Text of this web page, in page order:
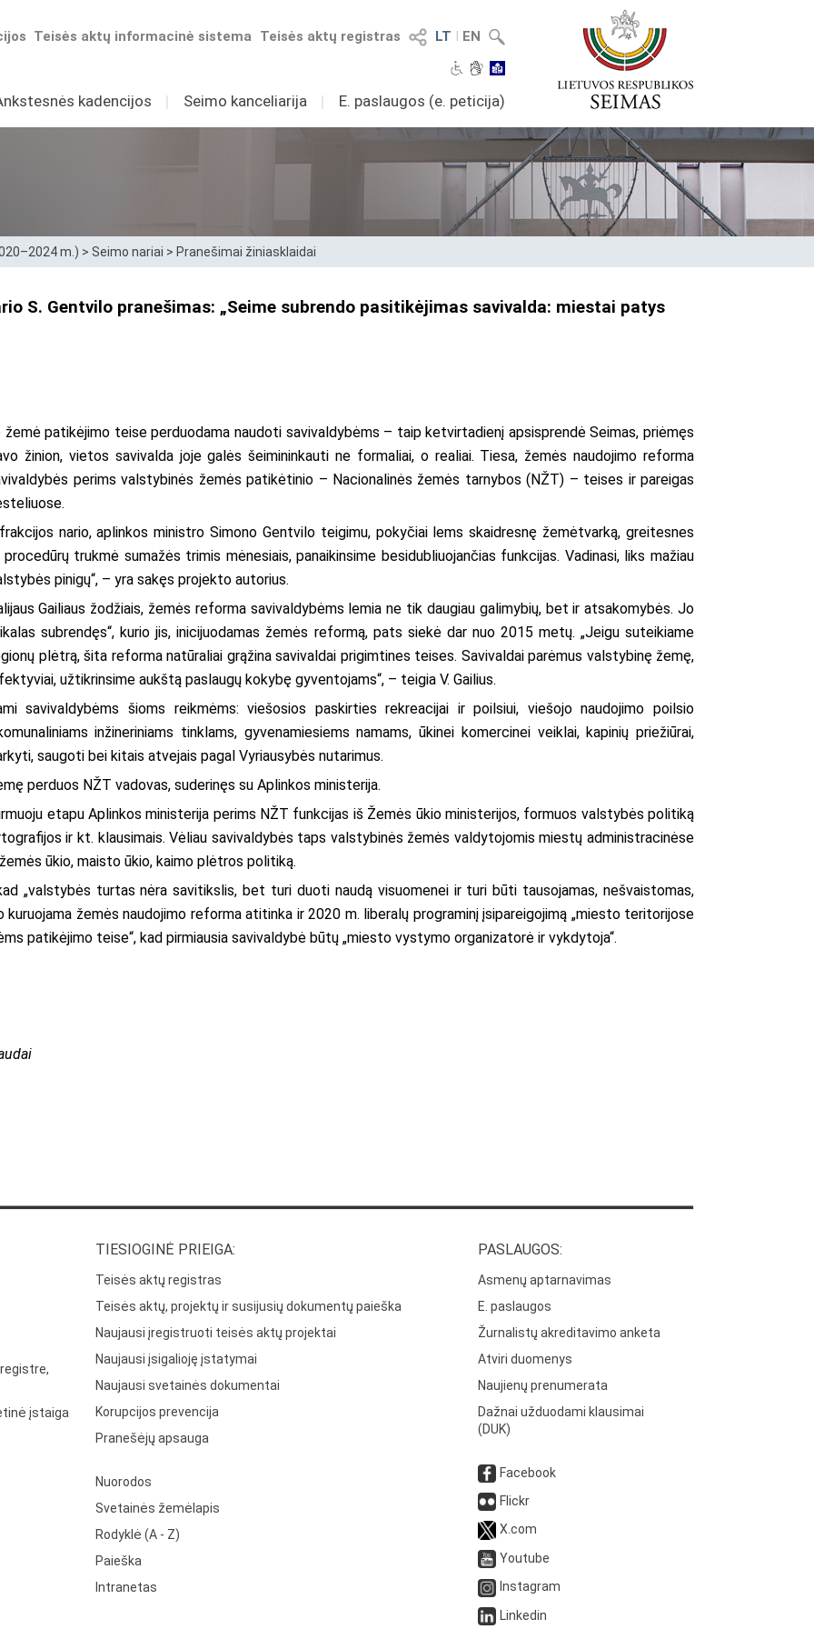
LT I EN
Teisės aktų registras
Teisės aktų informacinė sistema
kadencijos I Seimo kanceliarija I E. paslaugos (e. peticija)
m.) > Seimo nariai > Pranešimai žiniasklaidai
S. Gentvilo pranešimas: „Seime subrendo pasitikėjimas savivalda: miestai patys
patikėjimo teise perduodama naudoti savivaldybėms – taip ketvirtadienį apsisprendė Seimas, priėmęs
žinion, vietos savivalda joje galės šeimininkauti ne formaliai, o realiai. Tiesa, žemės naudojimo reforma
perims valstybinės žemės patikėtinio – Nacionalinės žemės tarnybos (NŽT) – teises ir pareigas
nario, aplinkos ministro Simono Gentvilo teigimu, pokyčiai lems skaidresnę žemėtvarką, greitesnes
procedūrų trukmė sumažės trimis mėnesiais, panaikinsime besidubliuojančias funkcijas. Vadinasi, liks mažiau
pinigų“, – yra sakęs projekto autorius.
Gailiaus žodžiais, žemės reforma savivaldybėms lemia ne tik daugiau galimybių, bet ir atsakomybės. Jo
subrendęs“, kurio jis, inicijuodamas žemės reformą, pats siekė dar nuo 2015 metų. „Jeigu suteikiame
plėtrą, šita reforma natūraliai grąžina savivaldai prigimtines teises. Savivaldai parėmus valstybinę žemę,
užtikrinsime aukštą paslaugų kokybę gyventojams“, – teigia V. Gailius.
savivaldybėms šioms reikmėms: viešosios paskirties rekreacijai ir poilsiui, viešojo naudojimo poilsio
inžineriniams tinklams, gyvenamiesiems namams, ūkinei komercinei veiklai, kapinių priežiūrai,
saugoti bei kitais atvejais pagal Vyriausybės nutarimus.
perduos NŽT vadovas, suderinęs su Aplinkos ministerija.
etapu Aplinkos ministerija perims NŽT funkcijas iš Žemės ūkio ministerijos, formuos valstybės politiką
ir kt. klausimais. Vėliau savivaldybės taps valstybinės žemės valdytojomis miestų administracinėse
ūkio, maisto ūkio, kaimo plėtros politiką.
„valstybės turtas nėra savitikslis, bet turi duoti naudą visuomenei ir turi būti tausojamas, nešvaistomas,
kuruojama žemės naudojimo reforma atitinka ir 2020 m. liberalų programinį įsipareigojimą „miesto teritorijose
patikėjimo teise“, kad pirmiausia savivaldybė būtų „miesto vystymo organizatorė ir vykdytoja“.
įstaiga
TIESIOGINĖ PRIEIGA:
Teisės aktų registras
Teisės aktų, projektų ir susijusių dokumentų paieška
Naujausi įregistruoti teisės aktų projektai
Naujausi įsigalioję įstatymai
Naujausi svetainės dokumentai
Korupcijos prevencija
Pranešėjų apsauga
Nuorodos
Svetainės žemėlapis
Rodyklė (A - Z)
Paieška
Intranetas
PASLAUGOS:
Asmenų aptarnavimas
E. paslaugos
Žurnalistų akreditavimo anketa
Atviri duomenys
Naujienų prenumerata
Dažnai užduodami klausimai
(DUK)
Facebook
Flickr
X.com
Youtube
Instagram
Linkedin